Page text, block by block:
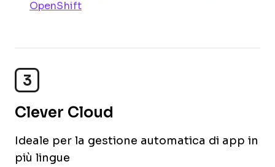
OpenShift
3
Clever Cloud
Ideale per la gestione automatica di app in
più lingue